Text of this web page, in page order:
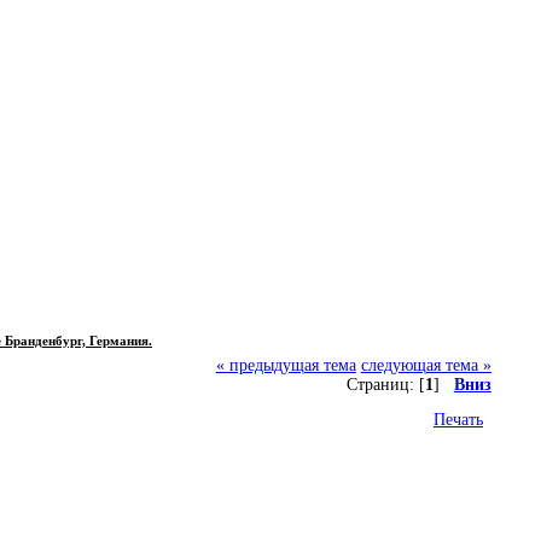
Бранденбург, Германия.
« предыдущая тема следующая тема »
Страниц: [1] Вниз
Печать